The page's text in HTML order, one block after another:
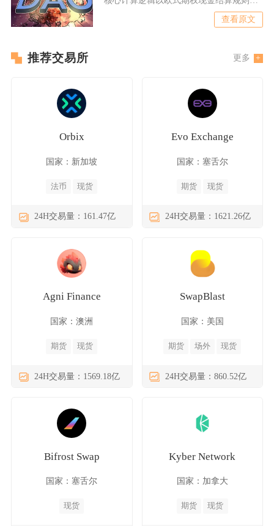
查看原文
推荐交易所 更多
Orbix
国家：新加坡
法币 现货
24H交易量：161.47亿
Evo Exchange
国家：塞舌尔
期货 现货
24H交易量：1621.26亿
Agni Finance
国家：澳洲
期货 现货
24H交易量：1569.18亿
SwapBlast
国家：美国
期货 场外 现货
24H交易量：860.52亿
Bifrost Swap
国家：塞舌尔
现货
Kyber Network
国家：加拿大
期货 现货